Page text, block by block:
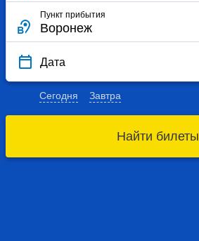
Пункт прибытия
Дата
Сегодня Завтра
Найти билеты